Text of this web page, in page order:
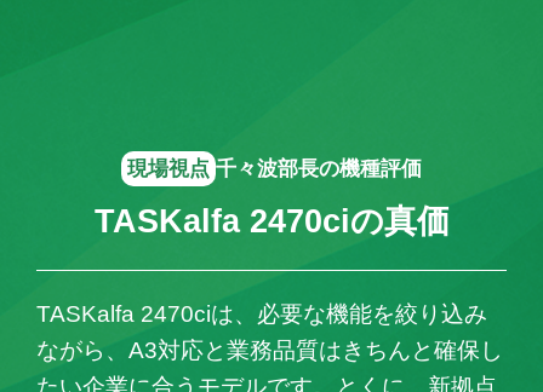
現場視点 千々波部長の機種評価
TASKalfa 2470ciの真価
TASKalfa 2470ciは、必要な機能を絞り込み
ながら、A3対応と業務品質はきちんと確保し
たい企業に合うモデルです。とくに、新拠点